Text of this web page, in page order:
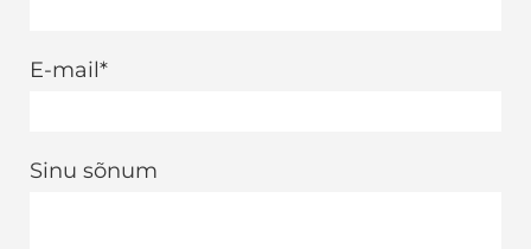
E-mail
Sinu sõnum